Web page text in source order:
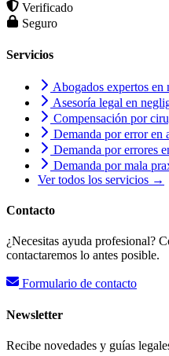
Verificado
Seguro
Servicios
Abogados expertos en
Asesoría legal en
Compensación por
Demanda por error en
Demanda por errores
Demanda por mala
Ver todos los servicios →
Contacto
¿Necesitas ayuda profesional?
contactaremos lo antes posible.
Formulario de contacto
Newsletter
Recibe novedades y guías